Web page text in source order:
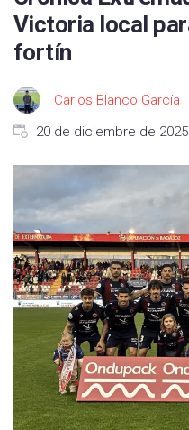
Victoria local
fortín
Carlos Blanco García
20 de diciembre de 2025